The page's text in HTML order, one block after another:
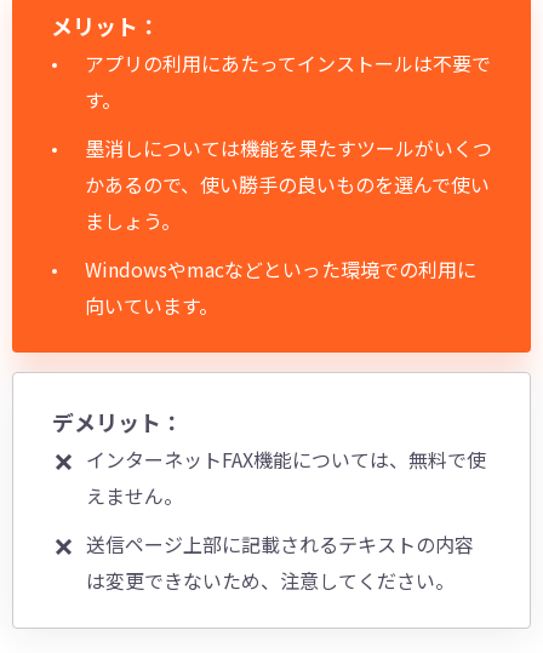
メリット：
アプリの利用にあたってインストールは不要で
す。
墨消しについては機能を果たすツールがいくつ
かあるので、使い勝手の良いものを選んで使い
ましょう。
Windowsやmacなどといった環境での利用に
向いています。
デメリット：
インターネットFAX機能については、無料で使
えません。
送信ページ上部に記載されるテキストの内容
は変更できないため、注意してください。